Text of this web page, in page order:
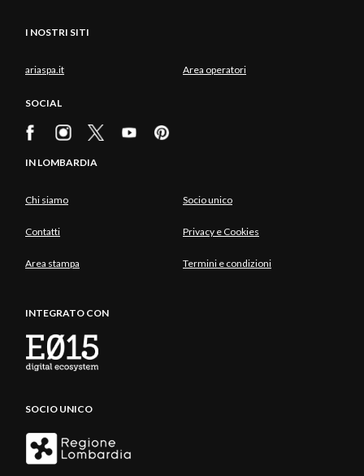
I NOSTRI SITI
ariaspa.it Area operatori
SOCIAL
IN LOMBARDIA
Chi siamo Socio unico
Contatti Privacy e Cookies
Area stampa Termini e condizioni
INTEGRATO CON
SOCIO UNICO